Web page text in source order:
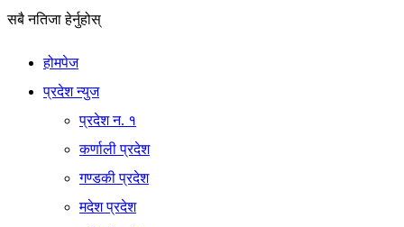
सबै नतिजा हेर्नुहोस्
होमपेज
प्रदेश न्युज
प्रदेश न. १
कर्णाली प्रदेश
गण्डकी प्रदेश
मदेश प्रदेश